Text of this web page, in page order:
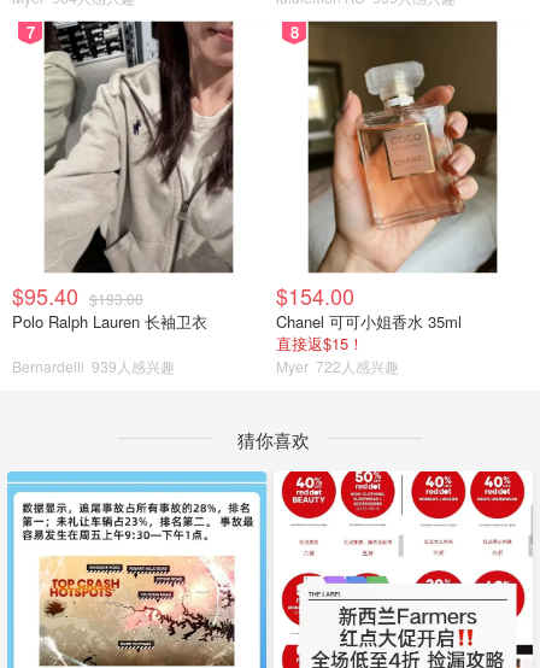
7
$95.40 $193.00
Polo Ralph Lauren 长袖卫衣
Bernardelli 939人感兴趣
8
$154.00
Chanel 可可小姐香水 35ml
直接返$15！
Myer 722人感兴趣
猜你喜欢